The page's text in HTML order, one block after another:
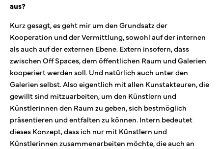
aus?
Kurz gesagt, es geht mir um den Grundsatz der
Kooperation und der Vermittlung, sowohl auf der internen
als auch auf der externen Ebene. Extern insofern, dass
zwischen Off Spaces, dem öffentlichen Raum und Galerien
kooperiert werden soll. Und natürlich auch unter den
Galerien selbst. Also eigentlich mit allen Kunstakteuren, die
gewillt sind mitzuarbeiten, um den Künstlern und
Künstlerinnen den Raum zu geben, sich bestmöglich
präsentieren und entfalten zu können. Intern bedeutet
dieses Konzept, dass ich nur mit Künstlern und
Künstlerinnen zusammenarbeiten möchte, die auch an